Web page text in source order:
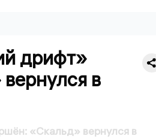
дрифт»
в
«Скальд» вернулся в